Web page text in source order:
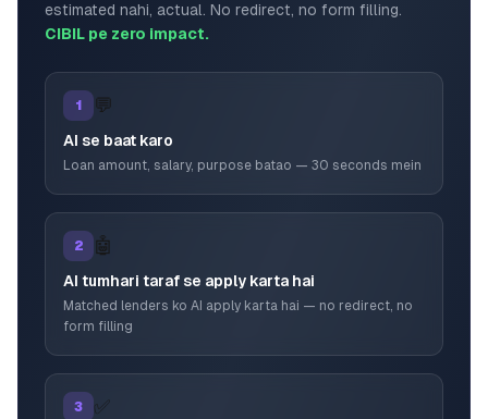
estimated nahi, actual. No redirect, no form filling.
CIBIL pe zero impact.
1 💬
AI se baat karo
Loan amount, salary, purpose batao — 30 seconds mein
2 🤖
AI tumhari taraf se apply karta hai
Matched lenders ko AI apply karta hai — no redirect, no
form filling
3 ✅